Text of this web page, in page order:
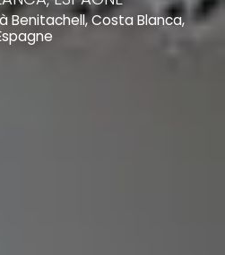
Benitachell, Costa Blanca,